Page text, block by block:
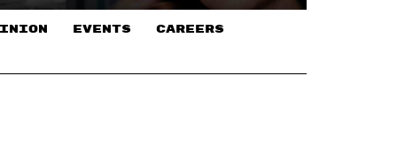
EVENTS CAREERS